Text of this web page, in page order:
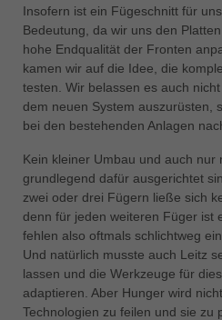
Insofern ist ein Fügeschnitt für
Bedeutung, da wir uns den
hohe Endqualität der Fronten
kamen wir auf die Idee, die
testen. Wir belassen es auch
dem neuen System auszurüsten,
bei den bestehenden Anlagen
Kein kleiner Umbau und auch nur
grundlegend dafür ausgerichtet
zwei oder drei Fügern ließe sich
denn für jeden weiteren Füger ist
fehlen also oftmals schlichtweg
Und natürlich musste auch Leitz
lassen und die Werkzeuge für
adaptieren. Aber Hunger wird
Technologien zu feilen und sie zu